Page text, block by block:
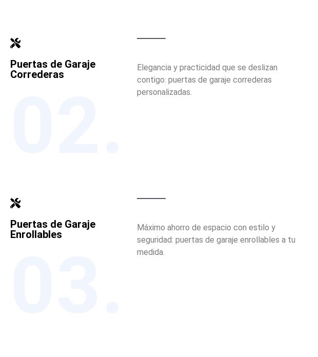
Puertas de Garaje
Correderas
Elegancia y practicidad que se deslizan
contigo: puertas de garaje correderas
personalizadas.
Puertas de Garaje
Enrollables
Máximo ahorro de espacio con estilo y
seguridad: puertas de garaje enrollables a tu
medida.